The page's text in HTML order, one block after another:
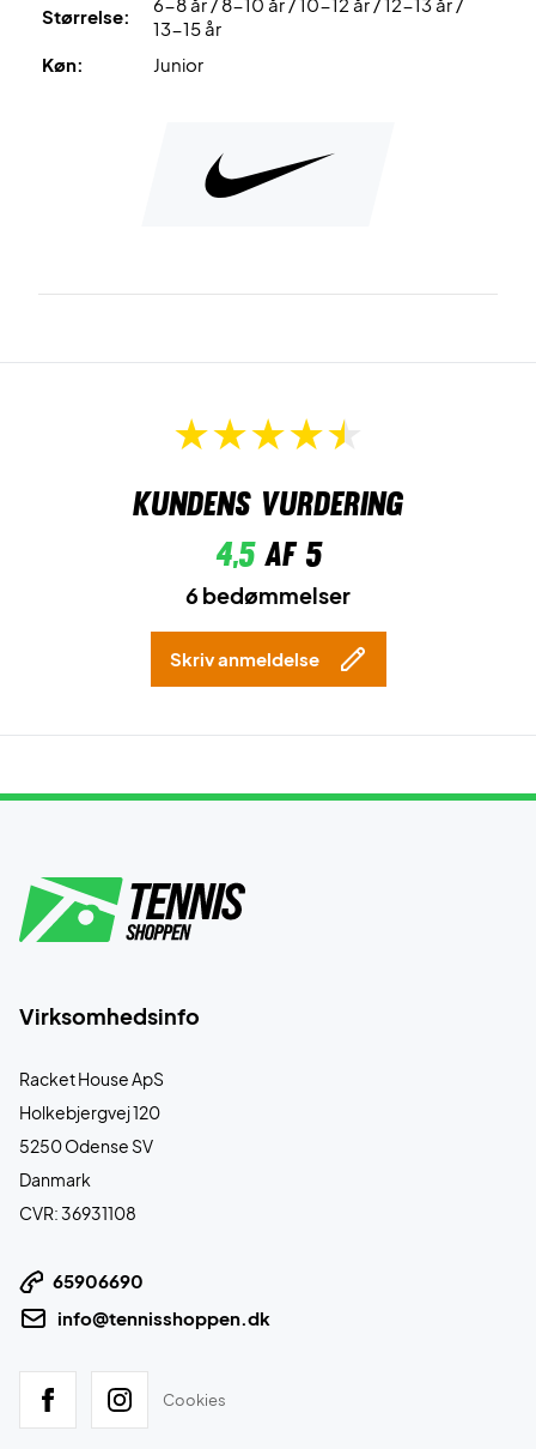
Størrelse:
13-15 år
Køn:
Junior
Kundens vurdering
4,5af 5
6 bedømmelser
Skriv anmeldelse
Virksomhedsinfo
Racket House ApS
Holkebjergvej 120
5250 Odense SV
Danmark
CVR: 36931108
65906690
info@tennisshoppen.dk
Cookies